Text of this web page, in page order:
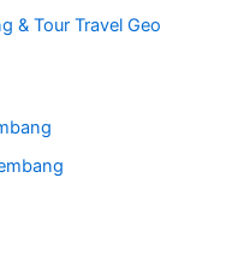
& Tour Travel Geo